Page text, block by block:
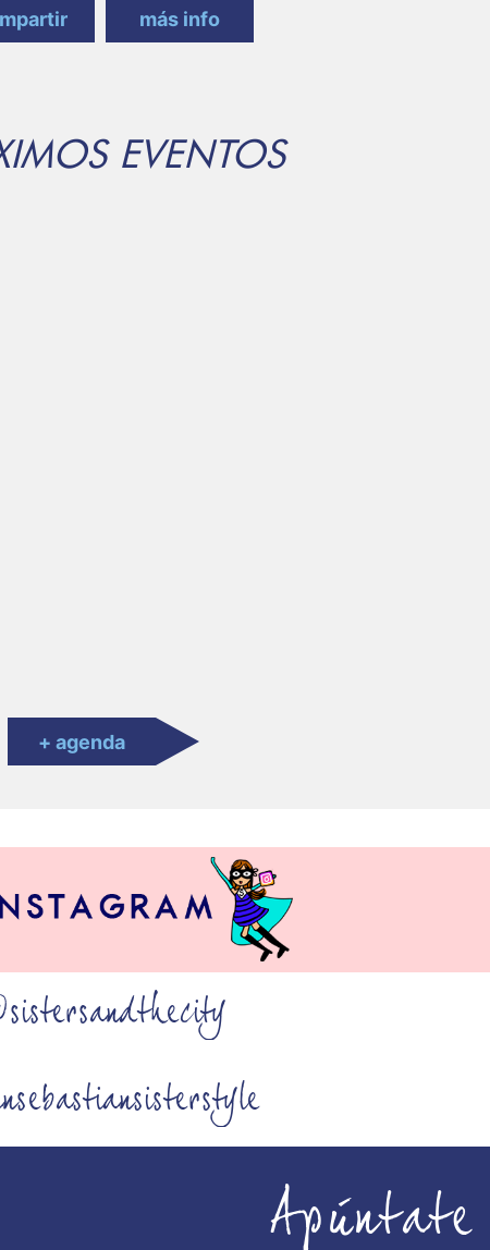
más info
EVENTOS
+ agenda
Apúntate